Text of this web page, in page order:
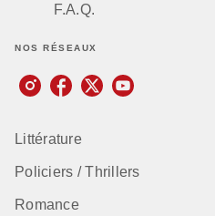
F.A.Q.
NOS RÉSEAUX
Littérature
Policiers / Thrillers
Romance